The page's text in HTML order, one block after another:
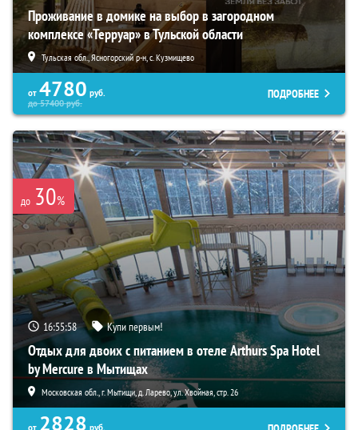
Проживание в домике на выбор в загородном
комплексе «Терруар» в Тульской области
Тульская обл., Ясногорский р-н, с. Кузмищево
от 4780 руб.
до57400руб.
ПОДРОБНЕЕ
до 30%
16:55:57 Купи первым!
Отдых для двоих с питанием в отеле Arthurs Spa Hotel
by Mercure в Мытищах
Московская обл., г. Мытищи, д. Ларево, ул. Хвойная, стр. 26
от 2828 руб.